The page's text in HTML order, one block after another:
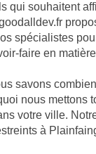
qui souhaitent
spécialistes
faire en
savons
nous mettons
votre ville.
à